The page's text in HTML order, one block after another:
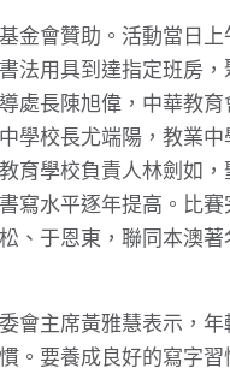
金會贊助。活動當日
法用具到達指定班房
處長陳旭偉，中華教
學校長尤端陽，教業
育學校負責人林劍如
寫水平逐年提高。比
、于恩東，聯同本澳
會主席黃雅慧表示，
。要養成良好的寫字